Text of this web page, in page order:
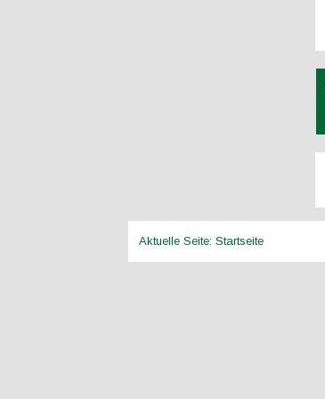
Aktuelle Seite:Startseite